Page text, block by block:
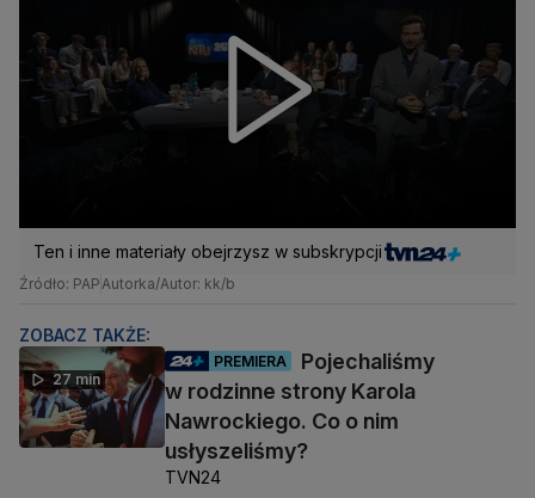
Ten i inne materiały obejrzysz w subskrypcji
Źródło: PAPAutorka/Autor: kk/b
ZOBACZ TAKŻE:
27 min
PREMIERA
Pojechaliśmy
w rodzinne strony Karola
Nawrockiego. Co o nim
usłyszeliśmy?
TVN24